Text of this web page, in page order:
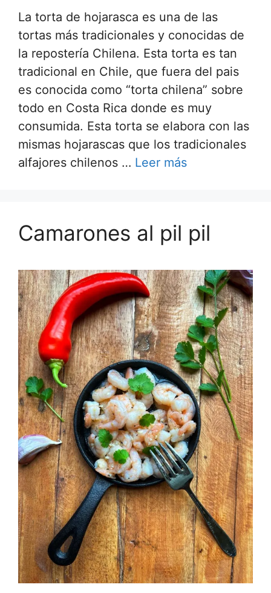
La torta de hojarasca es una de las
tortas más tradicionales y conocidas de
la repostería Chilena. Esta torta es tan
tradicional en Chile, que fuera del pais
es conocida como “torta chilena” sobre
todo en Costa Rica donde es muy
consumida. Esta torta se elabora con las
mismas hojarascas que los tradicionales
alfajores chilenos … Leer más
Camarones al pil pil